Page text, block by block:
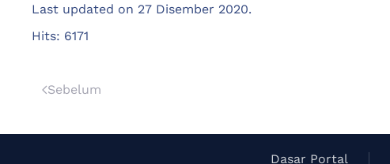
Last updated on 27 Disember 2020.
Hits: 6171
Sebelum
Dasar Portal